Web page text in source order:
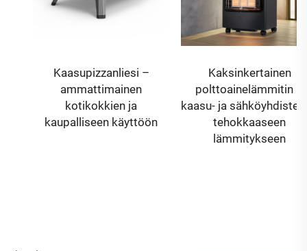
Kaasupizzanliesi –
ammattimainen
kotikokkien ja
kaupalliseen käyttöön
Kaksinkertainen
polttoainelämmitin –
kaasu- ja sähköyhdistelmä
tehokkaaseen
lämmitykseen